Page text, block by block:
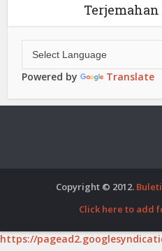
Powered by Translate
Copyright © 2012.
Click here to add
https://